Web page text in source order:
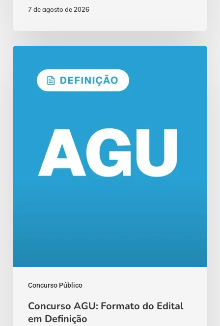
7 de agosto de 2026
Concurso Público
Formato
Definição
Concurso AGU: Formato do Edital
em Definição